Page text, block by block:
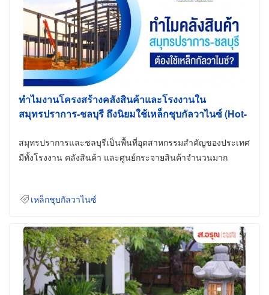
ทำไมงานโครงสร้างคลังสินค้าและโรงงานใน
สมุทรปราการ-ชลบุรี ถึงนิยมใช้เหล็กชุบกัลวาไนซ์ (Hot-
สมุทรปราการและชลบุรีเป็นพื้นที่อุตสาหกรรมสำคัญของประเทศ
มีทั้งโรงงาน คลังสินค้า และศูนย์กระจายสินค้าจำนวนมาก
เหล็กชุบกัลวาไนซ์